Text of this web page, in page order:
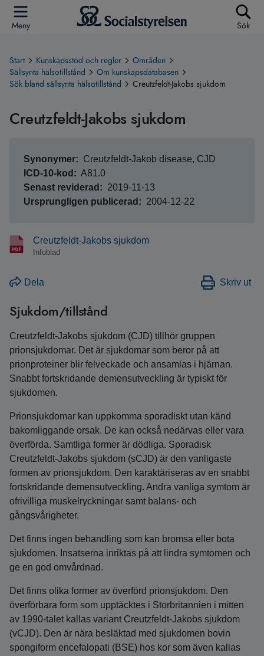
Meny Sök
Start Kunskapsstöd och regler
Områden
Sällsynta hälsotillstånd
Om kunskapsdatabasen
Sök bland sällsynta hälsotillstånd
Creutzfeldt-Jakobs sjukdom
Creutzfeldt-Jakobs sjukdom
Synonymer Creutzfeldt-Jakob disease, CJD
ICD-10-kod A81.0
Senast reviderad 2019-11-13
Ursprungligen publicerad 2004-12-22
Creutzfeldt-Jakobs sjukdom
Infoblad
Dela Skriv ut
Sjukdom/tillstånd
Creutzfeldt-Jakobs sjukdom (CJD) tillhör gruppen
prionsjukdomar. Det är sjukdomar som beror på att
prionproteiner blir felveckade och ansamlas i hjärnan.
Snabbt fortskridande demensutveckling är typiskt för
sjukdomen.
Prionsjukdomar kan uppkomma sporadiskt utan känd
bakomliggande orsak. De kan också nedärvas eller vara
överförda. Samtliga former är dödliga. Sporadisk
Creutzfeldt-Jakobs sjukdom (sCJD) är den vanligaste
formen av prionsjukdom. Den karaktäriseras av en snabbt
fortskridande demensutveckling. Andra vanliga symtom är
ofrivilliga muskelryckningar samt balans- och
gångsvårigheter.
Det finns ingen behandling som kan bromsa eller bota
sjukdomen. Insatserna inriktas på att lindra symtomen och
ge en god omvårdnad.
Det finns olika former av överförd prionsjukdom. Den
överförbara form som upptäcktes i Storbritannien i mitten
av 1990-talet kallas variant Creutzfeldt-Jakobs sjukdom
(vCJD). Den är nära besläktad med sjukdomen bovin
spongiform encefalopati (BSE) hos kor som även kallas